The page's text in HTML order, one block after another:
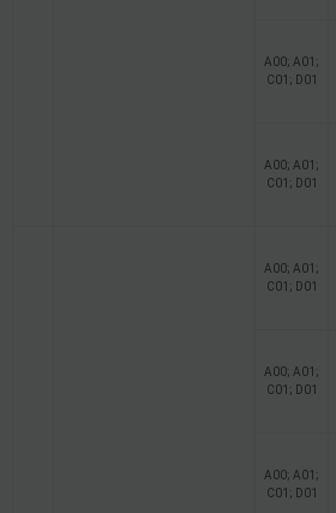
A00; A01;
C01; D01
A00; A01;
C01; D01
A00; A01;
C01; D01
A00; A01;
C01; D01
A00; A01;
C01; D01